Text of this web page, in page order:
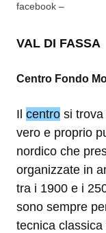
facebook –
VAL DI FASSA
Centro Fondo
Il centro si
vero e proprio
nordico che
organizzate in
tra i 1900 e i
sono sempre
tecnica